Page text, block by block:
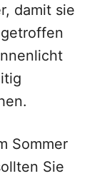
damit sie
Sommer
Sie